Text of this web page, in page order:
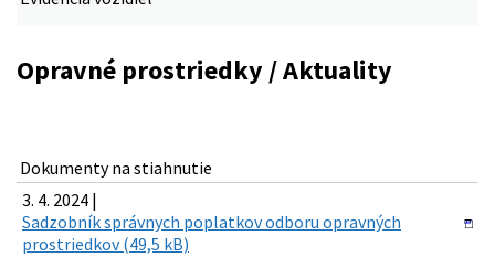
Opravné prostriedky / Aktuality
Dokumenty na stiahnutie
3. 4. 2024 |
Sadzobník správnych poplatkov odboru opravných
prostriedkov (49,5 kB)